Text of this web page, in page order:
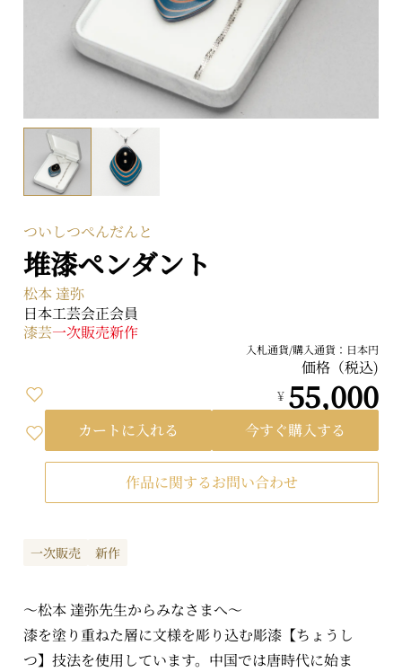
ARTerraceとは プライバシーポリシー
一次販売 新作
～松本 達弥先生からみなさまへ～
漆を塗り重ねた層に文様を彫り込む彫漆【ちょうし
つ】技法を使用しています。中国では唐時代に始ま
ついしつぺんだんと
堆漆ペンダント
松本 達弥
日本工芸会正会員
漆芸一次販売新作
入札通貨/購入通貨：日本円
価格（税込)
¥ 55,000
カートに入れる 今すぐ購入する
作品に関するお問い合わせ